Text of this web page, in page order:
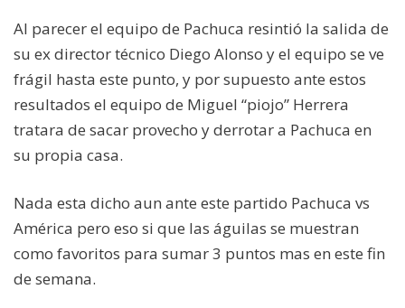
Al parecer el equipo de Pachuca resintió la salida de
su ex director técnico Diego Alonso y el equipo se ve
frágil hasta este punto, y por supuesto ante estos
resultados el equipo de Miguel “piojo” Herrera
tratara de sacar provecho y derrotar a Pachuca en
su propia casa.
Nada esta dicho aun ante este partido Pachuca vs
América pero eso si que las águilas se muestran
como favoritos para sumar 3 puntos mas en este fin
de semana.